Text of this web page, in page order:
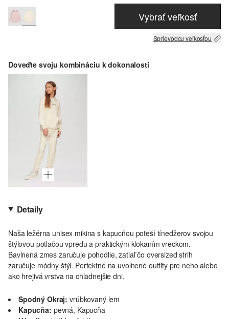
Vybrať veľkosť
Sprievodcu veľkosťou
Doveďte svoju kombináciu k dokonalosti
Detaily
Naša ležérna unisex mikina s kapucňou poteší tínedžerov svojou
štýlovou potlačou vpredu a praktickým klokaním vreckom.
Bavlnená zmes zaručuje pohodlie, zatiaľ čo oversized strih
zaručuje módny štýl. Perfektné na uvoľnené outfity pre neho alebo
ako hrejivá vrstva na chladnejšie dni.
Spodný Okraj: vrúbkovaný lem
Kapucňa: pevná, Kapucňa